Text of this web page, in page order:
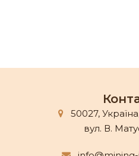
50027,
вул. В.